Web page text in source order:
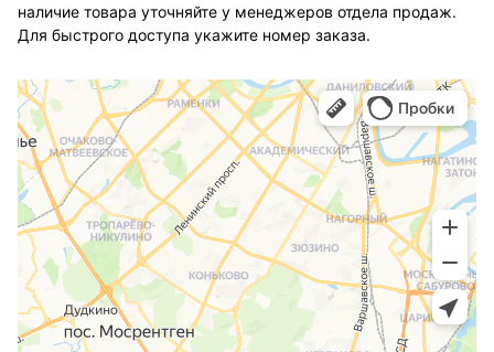
наличие товара уточняйте у менеджеров отдела продаж.
Для быстрого доступа укажите номер заказа.